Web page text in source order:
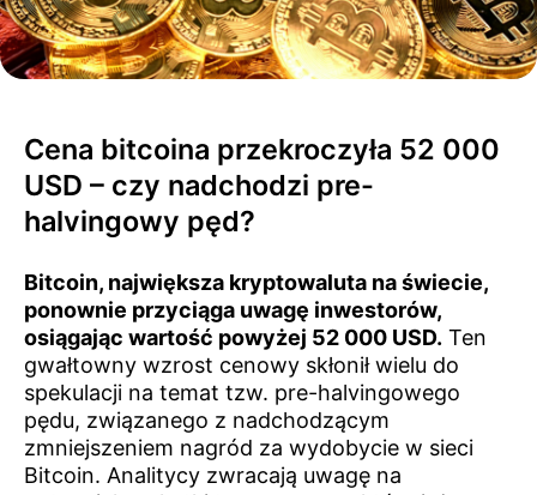
Cena bitcoina przekroczyła 52 000
USD – czy nadchodzi pre-
halvingowy pęd?
Bitcoin, największa kryptowaluta na świecie,
ponownie przyciąga uwagę inwestorów,
osiągając wartość powyżej 52 000 USD. Ten
gwałtowny wzrost cenowy skłonił wielu do
spekulacji na temat tzw. pre-halvingowego
pędu, związanego z nadchodzącym
zmniejszeniem nagród za wydobycie w sieci
Bitcoin. Analitycy zwracają uwagę na